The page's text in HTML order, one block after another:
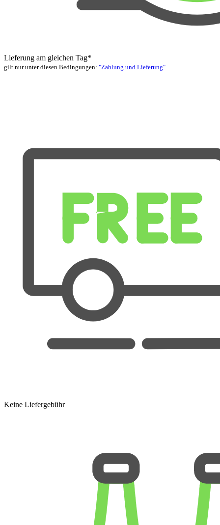
Lieferung am gleichen Tag*
gilt nur unter diesen Bedingungen: "Zahlung und Lieferung"
Keine Liefergebühr